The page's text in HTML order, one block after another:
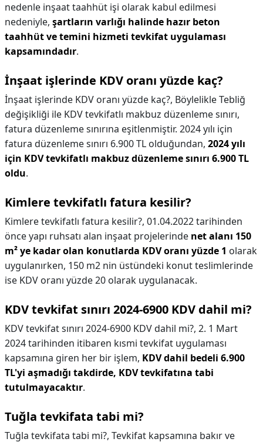
nedenle inşaat taahhüt işi olarak kabul edilmesi
nedeniyle, şartların varlığı halinde hazır beton
taahhüt ve temini hizmeti tevkifat uygulaması
kapsamındadır.
İnşaat işlerinde KDV oranı yüzde kaç?
İnşaat işlerinde KDV oranı yüzde kaç?, Böylelikle Tebliğ
değişikliği ile KDV tevkifatlı makbuz düzenleme sınırı,
fatura düzenleme sınırına eşitlenmiştir. 2024 yılı için
fatura düzenleme sınırı 6.900 TL olduğundan, 2024 yılı
için KDV tevkifatlı makbuz düzenleme sınırı 6.900 TL
oldu.
Kimlere tevkifatlı fatura kesilir?
Kimlere tevkifatlı fatura kesilir?, 01.04.2022 tarihinden
önce yapı ruhsatı alan inşaat projelerinde net alanı 150
m² ye kadar olan konutlarda KDV oranı yüzde 1 olarak
uygulanırken, 150 m2 nin üstündeki konut teslimlerinde
ise KDV oranı yüzde 20 olarak uygulanacak.
KDV tevkifat sınırı 2024-6900 KDV dahil mi?
KDV tevkifat sınırı 2024-6900 KDV dahil mi?, 2. 1 Mart
2024 tarihinden itibaren kısmi tevkifat uygulaması
kapsamına giren her bir işlem, KDV dahil bedeli 6.900
TL'yi aşmadığı takdirde, KDV tevkifatına tabi
tutulmayacaktır.
Tuğla tevkifata tabi mi?
Tuğla tevkifata tabi mi?, Tevkifat kapsamına bakır ve